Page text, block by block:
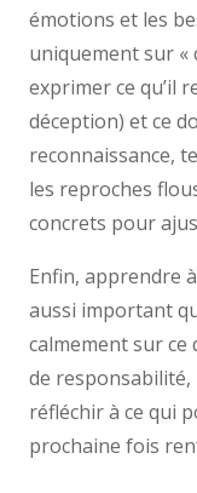
émotions et les
uniquement sur «
exprimer ce qu’il
déception) et ce
reconnaissance,
les reproches
concrets pour
Enfin, apprendre
aussi important
calmement sur ce
de responsabilité,
réfléchir à ce qui
prochaine fois